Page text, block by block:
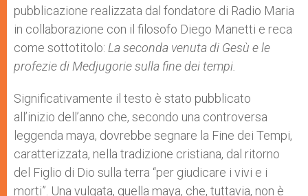
pubblicazione realizzata dal fondatore di Radio Maria
in collaborazione con il filosofo Diego Manetti e reca
come sottotitolo: La seconda venuta di Gesù e le
profezie di Medjugorie sulla fine dei tempi.
Significativamente il testo è stato pubblicato
all’inizio dell’anno che, secondo una controversa
leggenda maya, dovrebbe segnare la Fine dei Tempi,
caratterizzata, nella tradizione cristiana, dal ritorno
del Figlio di Dio sulla terra “per giudicare i vivi e i
morti”. Una vulgata, quella maya, che, tuttavia, non è